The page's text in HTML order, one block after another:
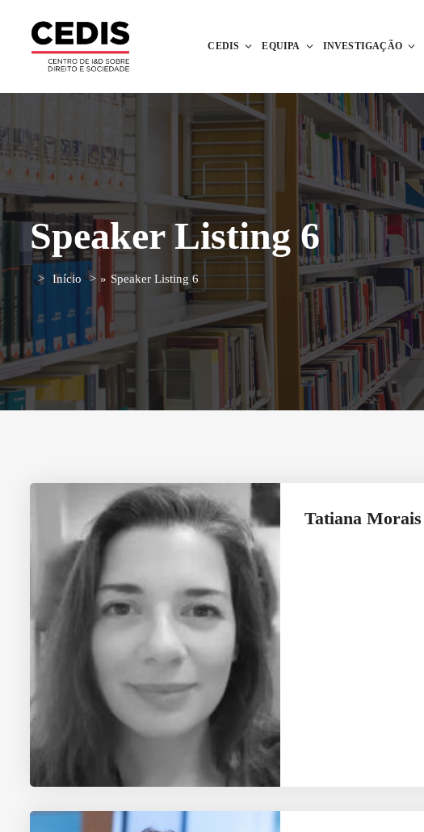
CEDIS EQUIPA INVESTIGAÇÃO
Speaker Listing 6
Início » Speaker Listing 6
Tatiana Morais